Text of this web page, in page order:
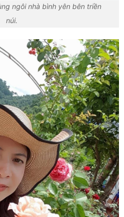
ngôi nhà bình yên bên triền
núi.